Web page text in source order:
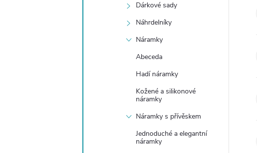
Dárkové sady
Náhrdelníky
Náramky
Abeceda
Hadí náramky
Kožené a silikonové
náramky
Náramky s přívěskem
Jednoduché a elegantní
náramky